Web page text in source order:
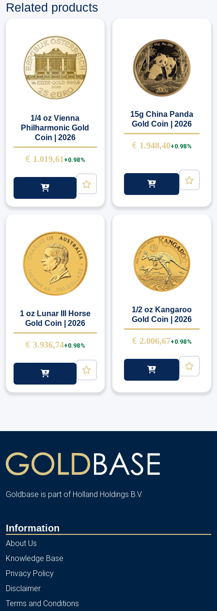
Related products
1/4 oz Vienna
Philharmonic Gold
Coin | 2026
€ 1.019,61 +0.98%
15g China Panda
Gold Coin | 2026
€ 1.948,40+0.98%
1 oz Lunar III Horse
Gold Coin | 2026
€ 3.936,74+0.98%
1/2 oz Kangaroo
Gold Coin | 2026
€ 2.006,67+0.98%
Goldbase is part of Holland Holdings B.V.
Information
About Us
Knowledge Base
Privacy Policy
Disclaimer
Terms and Conditions